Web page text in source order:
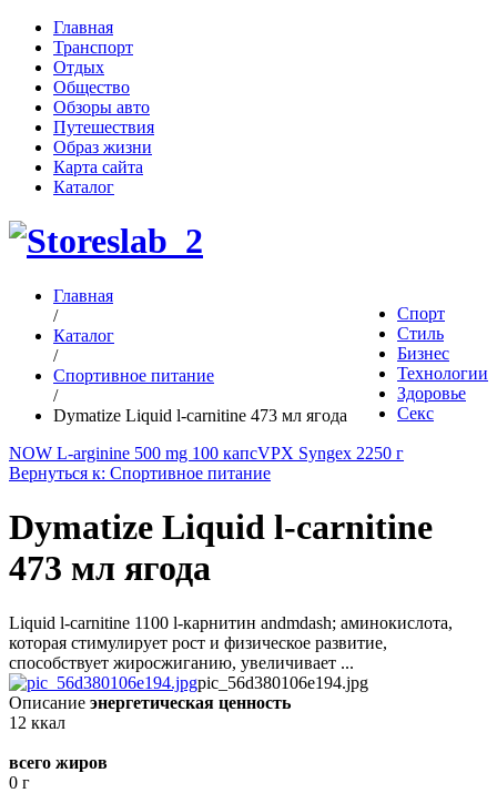
Главная
Транспорт
Отдых
Общество
Обзоры авто
Путешествия
Образ жизни
Карта сайта
Каталог
Спорт
Стиль
Бизнес
Технологии
Здоровье
Секс
Главная
/
Каталог
/
Спортивное питание
/
Dymatize Liquid l-carnitine 473 мл ягода
NOW L-arginine 500 mg 100 капсVPX Syngex 2250 г
Вернуться к: Спортивное питание
Dymatize Liquid l-carnitine
473 мл ягода
Liquid l-carnitine 1100 l-карнитин andmdash; аминокислота,
которая стимулирует рост и физическое развитие,
способствует жиросжиганию, увеличивает ...
pic_56d380106e194.jpg
Описание энергетическая ценность
12 ккал
всего жиров
0 г